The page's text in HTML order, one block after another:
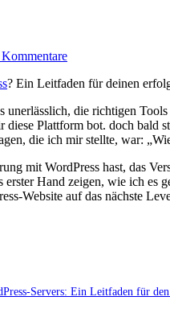
? Ein Leitfaden für deinen
unerlässlich, die richtigen
Plattform bot. doch bald‍
die ich mir ⁤stellte, war:
⁤mit WordPress hast,‍ das
‌Hand zeigen, wie ich
Website auf das nächste
Servers: Ein Leitfaden für